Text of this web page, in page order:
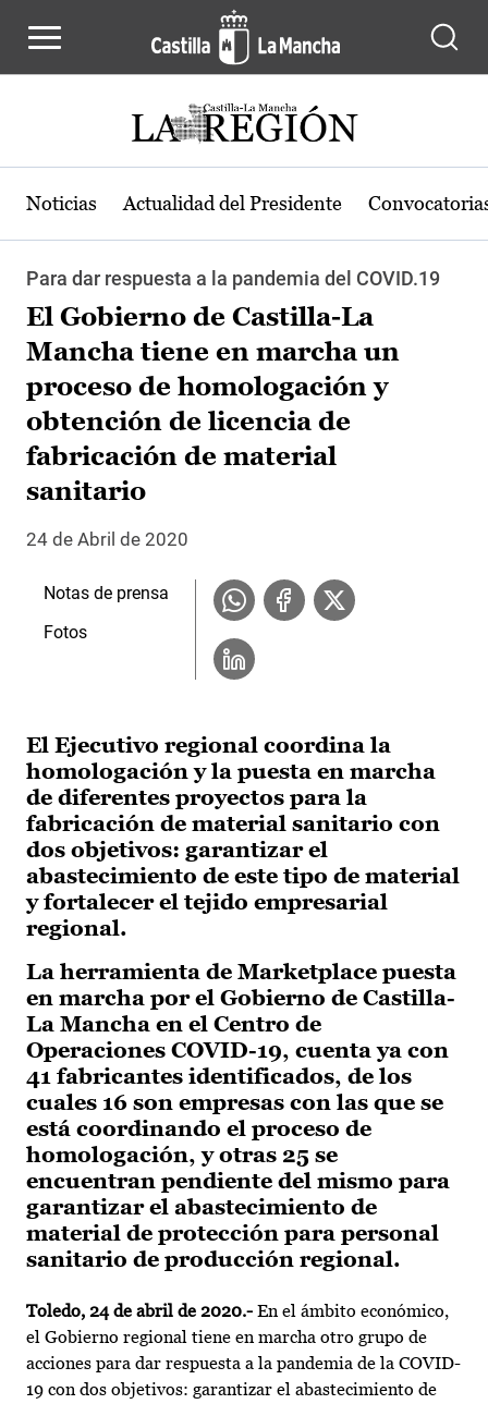
Noticias Actualidad del Presidente
Para dar respuesta a la pandemia del COVID.19
El Gobierno de Castilla-La
Mancha tiene en marcha un
proceso de homologación y
obtención de licencia de
fabricación de material
sanitario
24 de Abril de 2020
El Ejecutivo regional coordina la
homologación y la puesta en marcha
de diferentes proyectos para la
fabricación de material sanitario con
dos objetivos: garantizar el
abastecimiento de este tipo de material
y fortalecer el tejido empresarial
regional.
La herramienta de Marketplace puesta
en marcha por el Gobierno de Castilla-
La Mancha en el Centro de
Operaciones COVID-19, cuenta ya con
41 fabricantes identificados, de los
cuales 16 son empresas con las que se
está coordinando el proceso de
homologación, y otras 25 se
encuentran pendiente del mismo para
garantizar el abastecimiento de
material de protección para personal
sanitario de producción regional.
Toledo, 24 de abril de 2020.- En el ámbito económico,
el Gobierno regional tiene en marcha otro grupo de
acciones para dar respuesta a la pandemia de la COVID-
19 con dos objetivos: garantizar el abastecimiento de
Notas de prensa
Fotos